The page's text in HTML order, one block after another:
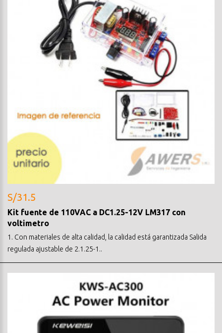
S/31.5
Kit fuente de 110VAC a DC1.25-12V LM317 con
voltimetro
1. Con materiales de alta calidad, la calidad está garantizada Salida
regulada ajustable de 2.1.25-1..